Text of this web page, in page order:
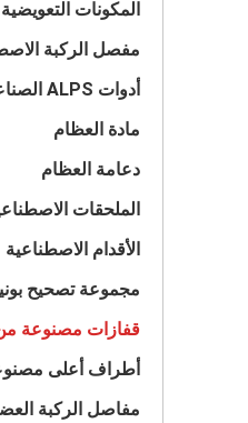
المكونات
مفصل الركبة
أدوات ALPS الصناعية
مادة العظام
دعامة العظام
الملحقات
الأقدام الاصطناعية
مجموعة تصحيح
قفازات مصنوعة
أطراف أعلى
مفاصل الركبة